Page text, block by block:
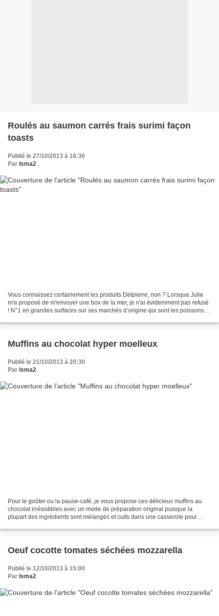
Roulés au saumon carrés frais surimi façon
toasts
Publié le 27/10/2013 à 16:30
Par Isma2
Vous connaissez certainement les produits Delpierre, non ? Lorsque Julie
m'a proposé de m'envoyer une box de la mer, je n'ai évidemment pas refusé
! N°1 en grandes surfaces sur ses marchés d’origine qui sont les poissons
Muffins au chocolat hyper moelleux
Publié le 21/10/2013 à 20:30
Par Isma2
Pour le goûter ou la pause-café, je vous propose ces délicieux muffins au
chocolat irrésistibles avec un mode de préparation original puisque la
plupart des ingrédients sont mélangés et cuits dans une casserole pour
Oeuf cocotte tomates séchées mozzarella
Publié le 12/10/2013 à 15:00
Par Isma2